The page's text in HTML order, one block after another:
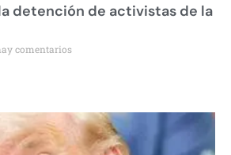
detención de activistas de la
comentarios